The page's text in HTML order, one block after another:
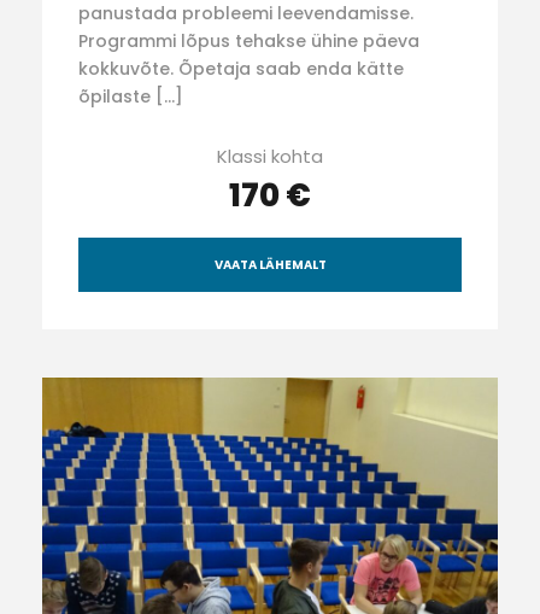
panustada probleemi leevendamisse.
Programmi lõpus tehakse ühine päeva
kokkuvõte. Õpetaja saab enda kätte
õpilaste […]
Klassi kohta
170 €
VAATA LÄHEMALT